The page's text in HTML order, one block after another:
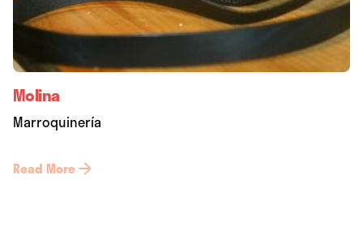
Molina
Marroquinería
Read More